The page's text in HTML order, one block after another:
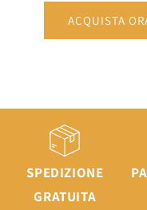
ACQUISTA
SPEDIZIONE
GRATUITA